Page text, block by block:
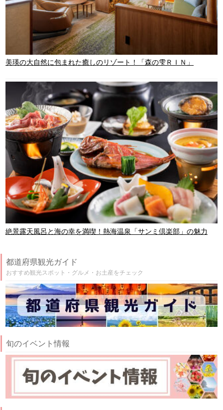
美瑛の大自然に包まれた癒しのリゾート！「森の雫ＲＩＮ」
絶景露天風呂と海の幸を満喫！熱海温泉「サンミ倶楽部」の魅力
都道府県観光ガイド
おすすめ観光スポット・グルメ・お土産をチェック
旬のイベント情報